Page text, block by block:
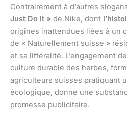
Contrairement à d’autres
Just Do It » de Nike, dont
origines inattendues liées à un
de « Naturellement suisse »
et sa littéralité. L’engagement
culture durable des herbes,
agriculteurs suisses pratiquant
écologique, donne une
promesse publicitaire.